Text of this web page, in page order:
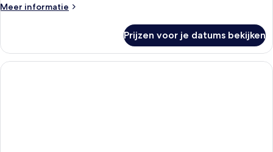
Meer informatie
Meer
Prijzen voor je datums bekijken